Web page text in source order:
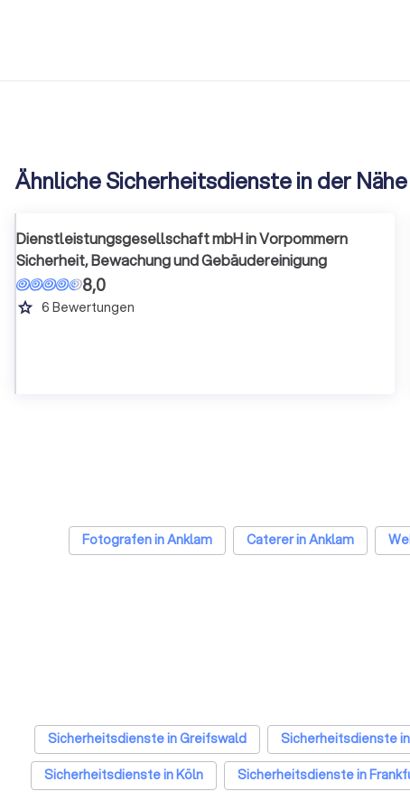
Ähnliche Sicherheitsdienste in der Nähe
Dienstleistungsgesellschaft mbH in Vorpommern
Sicherheit, Bewachung und Gebäudereinigung
8,0
grade 6 Bewertungen
Fotografen in Anklam Caterer in Anklam
Sicherheitsdienste in Greifswald Sicherheitsdienste
Sicherheitsdienste in Köln
Sicherheitsdienste in